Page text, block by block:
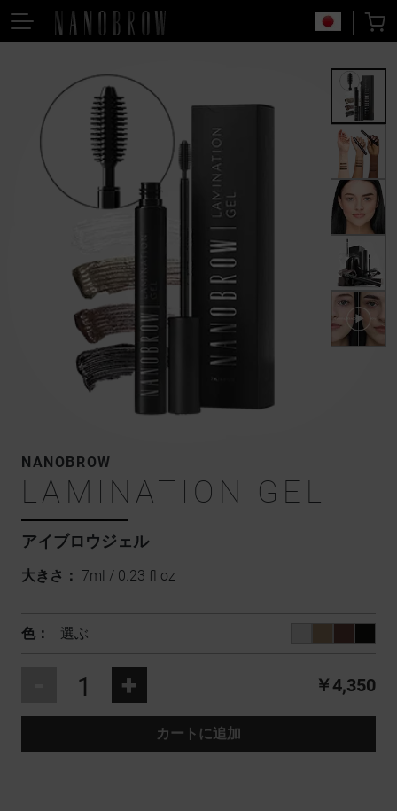
NANOBROW
LAMINATION GEL
アイブロウジェル
大きさ： 7ml / 0.23 fl oz
色： 選ぶ
+ ￥4,350
カートに追加